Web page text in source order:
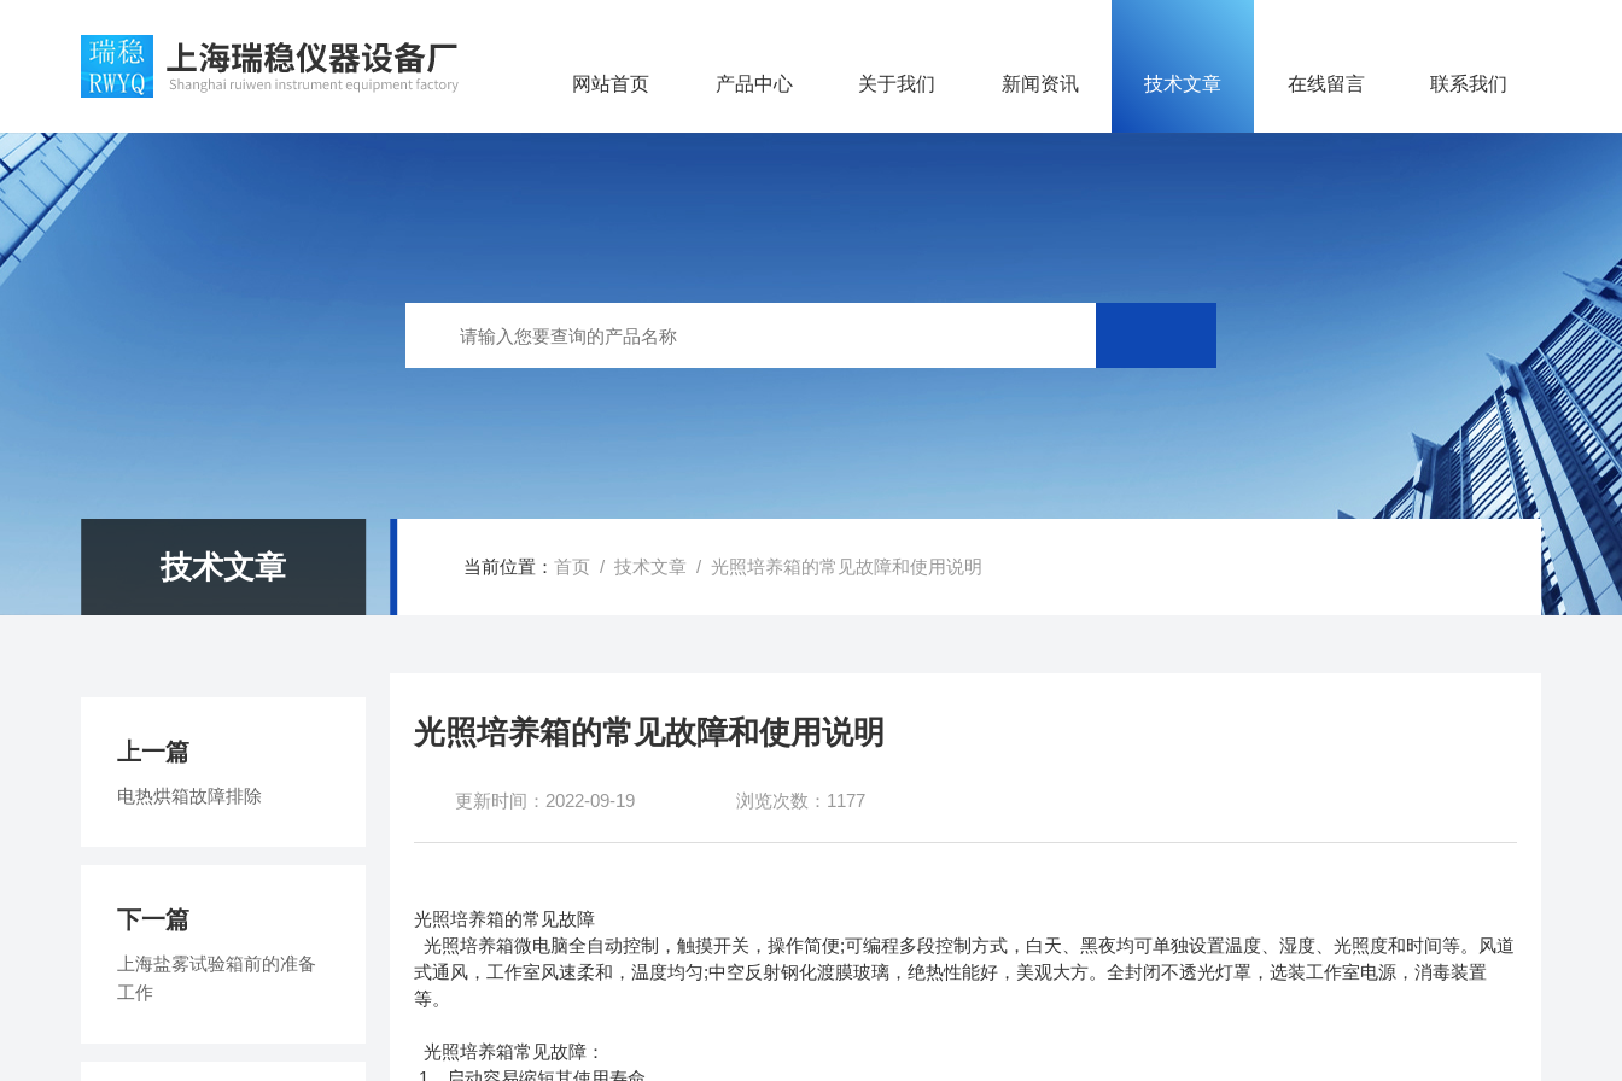
网站首页 产品中心 关于我们 新闻资讯 技术文章 在线留言 联系我们
技术文章 当前位置：首页 /技术文章 / 光照培养箱的常见故障和使用说明
光照培养箱的常见故障和使用说明
更新时间：2022-09-19 浏览次数：1177
光照培养箱的常见故障
光照培养箱微电脑全自动控制，触摸开关，操作简便;可编程多段控制方式，白天、黑夜均可单独设置温度、湿度、光照度和时间等。风道
式通风，工作室风速柔和，温度均匀;中空反射钢化渡膜玻璃，绝热性能好，美观大方。全封闭不透光灯罩，选装工作室电源，消毒装置
等。
光照培养箱常见故障：
上一篇
电热烘箱故障排除
下一篇
上海盐雾试验箱前的准备
工作